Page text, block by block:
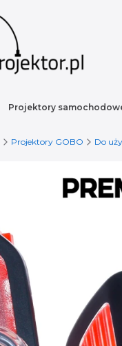
Projektory
Projektory GOBO Do